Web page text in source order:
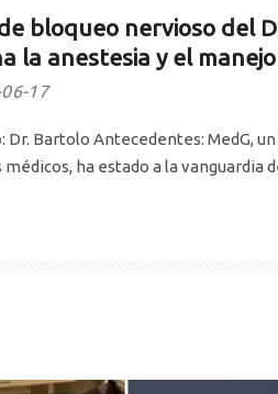
bloqueo nervioso del
la anestesia y el
17
Dr. Bartolo Antecedentes: MedG,
ha estado a la vanguardia